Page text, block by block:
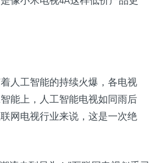
人工智能的持续火爆，各电视
能上，人工智能电视如同雨后
网电视行业来说，这是一次绝